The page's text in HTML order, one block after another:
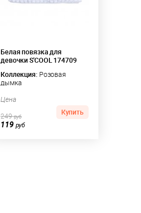
Белая повязка для
девочки S'COOL 174709
Коллекция: Розовая
дымка
Цена
119 руб
249руб Купить